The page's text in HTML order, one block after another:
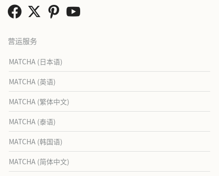
营运服务
MATCHA (日本语)
MATCHA (英语)
MATCHA (繁体中文)
MATCHA (泰语)
MATCHA (韩国语)
MATCHA (简体中文)